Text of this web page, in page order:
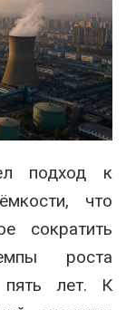
подход к
что
сократить
роста
пять лет. К